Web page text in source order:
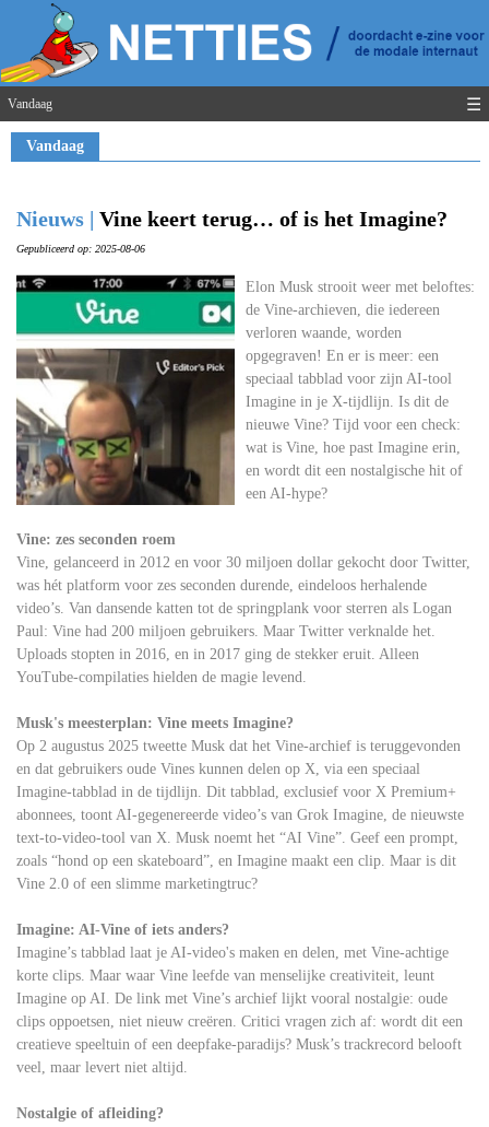
Vandaag ☰
Vandaag
Nieuws | Vine keert terug… of is het Imagine?
Gepubliceerd op: 2025-08-06
Elon Musk strooit weer met beloftes:
de Vine-archieven, die iedereen
verloren waande, worden
opgegraven! En er is meer: een
speciaal tabblad voor zijn AI-tool
Imagine in je X-tijdlijn. Is dit de
nieuwe Vine? Tijd voor een check:
wat is Vine, hoe past Imagine erin,
en wordt dit een nostalgische hit of
een AI-hype?
Vine: zes seconden roem
Vine, gelanceerd in 2012 en voor 30 miljoen dollar gekocht door Twitter,
was hét platform voor zes seconden durende, eindeloos herhalende
video’s. Van dansende katten tot de springplank voor sterren als Logan
Paul: Vine had 200 miljoen gebruikers. Maar Twitter verknalde het.
Uploads stopten in 2016, en in 2017 ging de stekker eruit. Alleen
YouTube-compilaties hielden de magie levend.
Musk's meesterplan: Vine meets Imagine?
Op 2 augustus 2025 tweette Musk dat het Vine-archief is teruggevonden
en dat gebruikers oude Vines kunnen delen op X, via een speciaal
Imagine-tabblad in de tijdlijn. Dit tabblad, exclusief voor X Premium+
abonnees, toont AI-gegenereerde video’s van Grok Imagine, de nieuwste
text-to-video-tool van X. Musk noemt het “AI Vine”. Geef een prompt,
zoals “hond op een skateboard”, en Imagine maakt een clip. Maar is dit
Vine 2.0 of een slimme marketingtruc?
Imagine: AI-Vine of iets anders?
Imagine’s tabblad laat je AI-video's maken en delen, met Vine-achtige
korte clips. Maar waar Vine leefde van menselijke creativiteit, leunt
Imagine op AI. De link met Vine’s archief lijkt vooral nostalgie: oude
clips oppoetsen, niet nieuw creëren. Critici vragen zich af: wordt dit een
creatieve speeltuin of een deepfake-paradijs? Musk’s trackrecord belooft
veel, maar levert niet altijd.
Nostalgie of afleiding?